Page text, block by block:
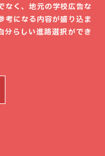
なく、地元の学校広告な
考になる内容が盛り込ま
分らしい進路選択ができ